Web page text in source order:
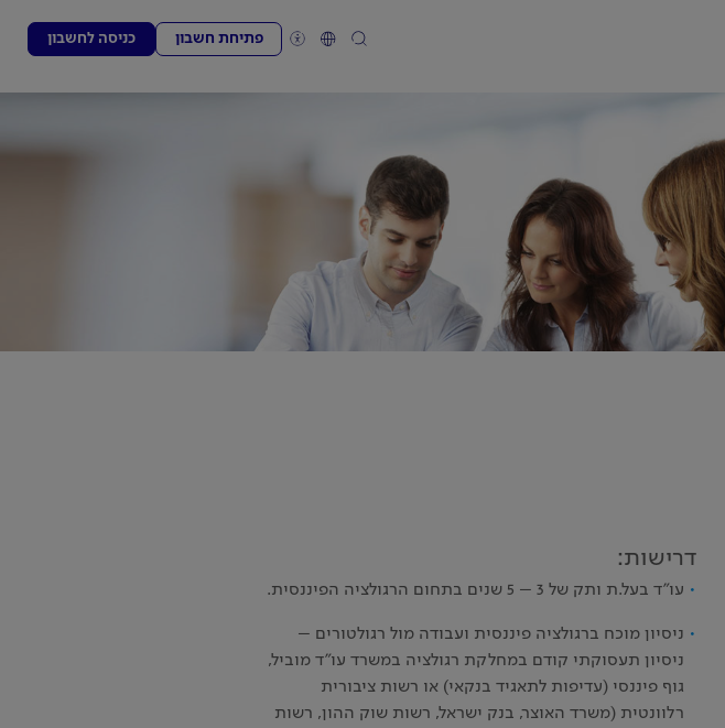
פתיחת חשבון כניסה לחשבון
דרישות:
עו"ד בעל.ת ותק של 3 – 5 שנים בתחום הרגולציה הפיננסית.
ניסיון מוכח ברגולציה פיננסית ועבודה מול רגולטורים –
ניסיון תעסוקתי קודם במחלקת רגולציה במשרד עו"ד מוביל,
גוף פיננסי (עדיפות לתאגיד בנקאי) או רשות ציבורית
רלוונטית (משרד האוצר, בנק ישראל, רשות שוק ההון, רשות